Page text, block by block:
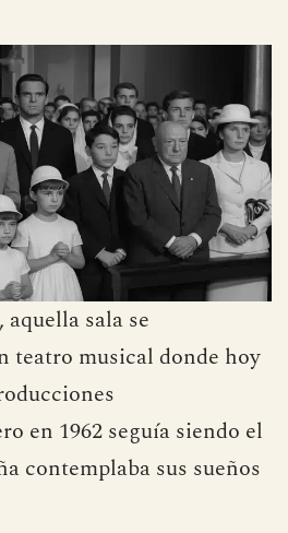
aquella sala se
teatro musical donde hoy
en 1962 seguía siendo el
contemplaba sus sueños